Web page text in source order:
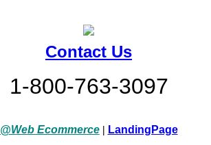
Contact Us
1-800-763-3097
@Web Ecommerce| LandingPage